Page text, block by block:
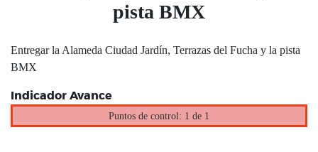
pista BMX
Entregar la Alameda Ciudad Jardín, Terrazas del Fucha y la pista
BMX
Indicador Avance
Puntos de control: 1 de 1